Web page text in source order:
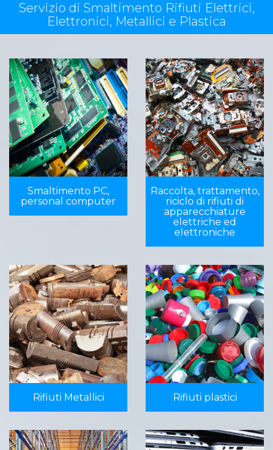
Servizio di Smaltimento Rifiuti Elettrici,
Elettronici, Metallici e Plastica
Smaltimento PC,
personal computer
Raccolta, trattamento,
riciclo di rifiuti di
apparecchiature
elettriche ed
elettroniche
Rifiuti Metallici Rifiuti plastici